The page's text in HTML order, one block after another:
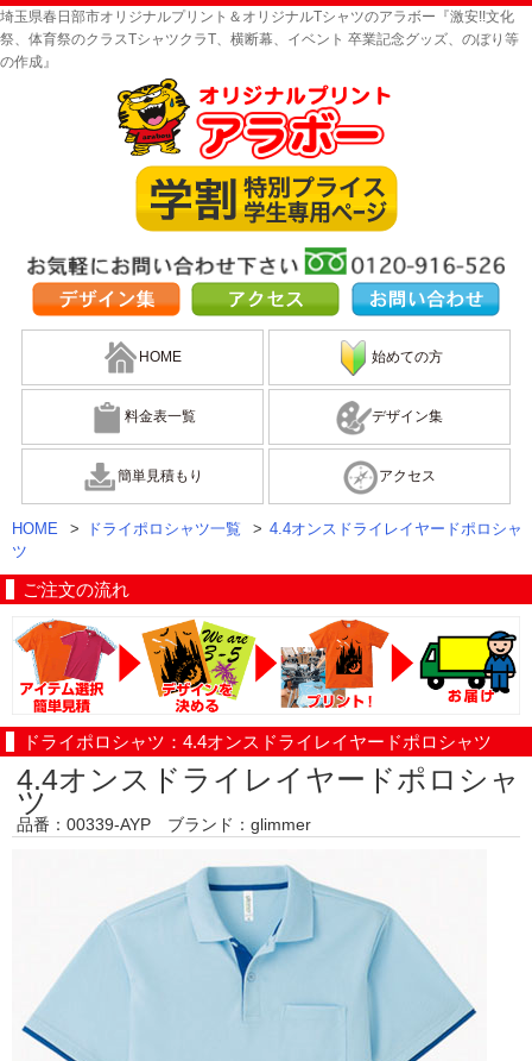
埼玉県春日部市オリジナルプリント＆オリジナルTシャツのアラボー『激安!!文化
祭、体育祭のクラスTシャツクラT、横断幕、イベント 卒業記念グッズ、のぼり等
の作成』
HOME 始めての方
料金表一覧 デザイン集
簡単見積もり アクセス
HOME > ドライポロシャツ一覧 > 4.4オンスドライレイヤードポロシャ
ツ
ご注文の流れ
ドライポロシャツ：4.4オンスドライレイヤードポロシャツ
4.4オンスドライレイヤードポロシャ
ツ
品番：00339-AYP ブランド：glimmer